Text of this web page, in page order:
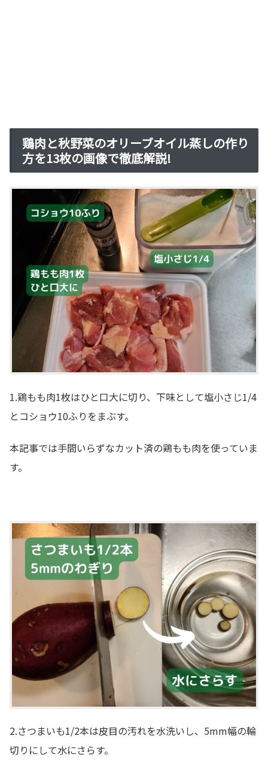
鶏肉と秋野菜のオリーブオイル蒸しの作り
方を13枚の画像で徹底解説!
1.鶏もも肉1枚はひと口大に切り、下味として塩小さじ1/4
とコショウ10ふりをまぶす。
本記事では手間いらずなカット済の鶏もも肉を使っていま
す。
2.さつまいも1/2本は皮目の汚れを水洗いし、5mm幅の輪
切りにして水にさらす。